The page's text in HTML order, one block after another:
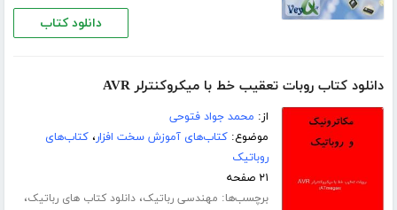
دانلود کتاب
دانلود کتاب روبات تعقیب خط با میکروکنترلر AVR
از: محمد جواد فتوحی
موضوع:کتاب‌های آموزش سخت افزار،کتاب‌های
روباتیک
۲۱ صفحه
برچسب‌ها: مهندسی رباتیک،دانلود کتاب های رباتیک،